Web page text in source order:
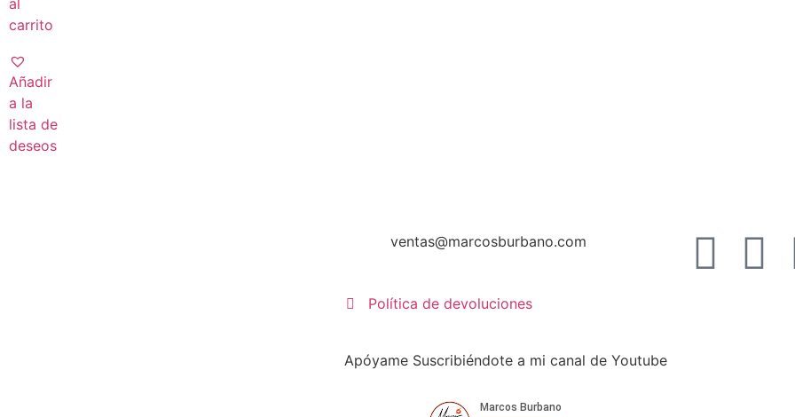
carrito
Añadir
a la
lista de
deseos
ventas@marcosburbano.com
Política de devoluciones
Apóyame Suscribiéndote a mi canal de Youtube